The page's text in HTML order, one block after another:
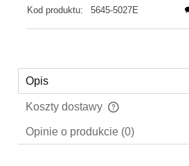
Kod produktu:
5645-5027E
Opis
Koszty dostawy
Cena nie zawiera ewentualnych
Opinie o produkcie (0)